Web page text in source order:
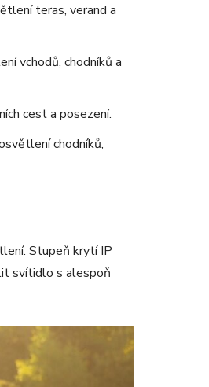
teras, verand a
vchodů, chodníků a
cest a posezení.
chodníků,
Stupeň krytí IP
svítidlo s alespoň